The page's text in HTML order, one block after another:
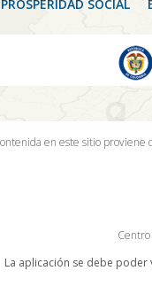
SOCIAL
en este sitio proviene
La aplicación se debe poder